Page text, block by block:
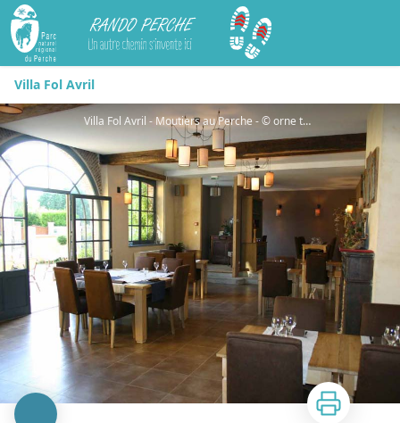
Rando Perche
Villa Fol Avril
Villa Fol Avril - Moutiers au Perche - © orne tourisme